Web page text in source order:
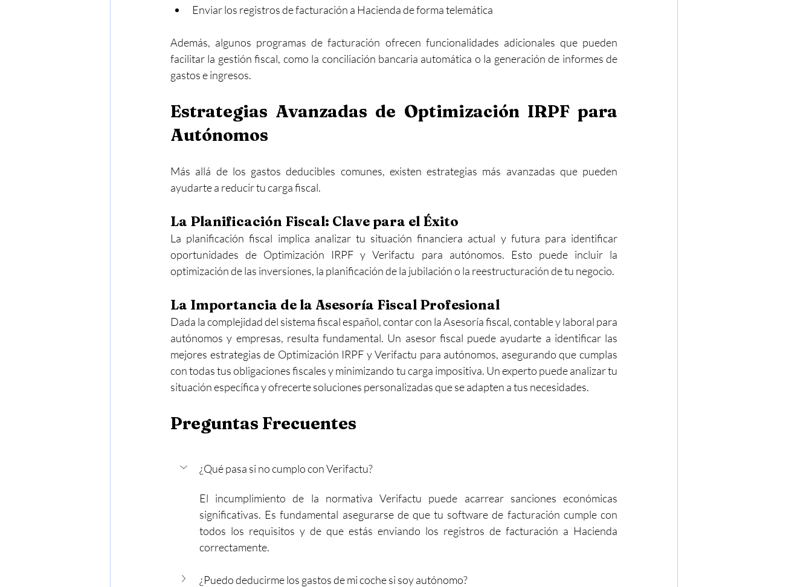
Enviar los registros de facturación a Hacienda de forma telemática
Además, algunos programas de facturación ofrecen funcionalidades adicionales que pueden
facilitar la gestión fiscal, como la conciliación bancaria automática o la generación de informes de
gastos e ingresos.
Estrategias Avanzadas de Optimización IRPF para
Autónomos
Más allá de los gastos deducibles comunes, existen estrategias más avanzadas que pueden
ayudarte a reducir tu carga fiscal.
La Planificación Fiscal: Clave para el Éxito
La planificación fiscal implica analizar tu situación financiera actual y futura para identificar
oportunidades de Optimización IRPF y Verifactu para autónomos. Esto puede incluir la
optimización de las inversiones, la planificación de la jubilación o la reestructuración de tu negocio.
La Importancia de la Asesoría Fiscal Profesional
Dada la complejidad del sistema fiscal español, contar con la Asesoría fiscal, contable y laboral para
autónomos y empresas, resulta fundamental. Un asesor fiscal puede ayudarte a identificar las
mejores estrategias de Optimización IRPF y Verifactu para autónomos, asegurando que cumplas
con todas tus obligaciones fiscales y minimizando tu carga impositiva. Un experto puede analizar tu
situación específica y ofrecerte soluciones personalizadas que se adapten a tus necesidades.
Preguntas Frecuentes
¿Qué pasa si no cumplo con Verifactu?
El incumplimiento de la normativa Verifactu puede acarrear sanciones económicas
significativas. Es fundamental asegurarse de que tu software de facturación cumple con
todos los requisitos y de que estás enviando los registros de facturación a Hacienda
correctamente.
¿Puedo deducirme los gastos de mi coche si soy autónomo?